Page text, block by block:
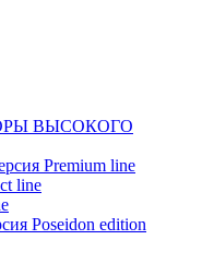
ВЫСОКОГО
Premium line
line
Poseidon edition